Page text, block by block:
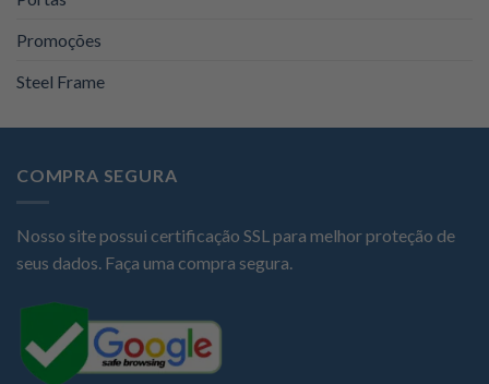
Promoções
Steel Frame
COMPRA SEGURA
Nosso site possui certificação SSL para melhor proteção de
seus dados. Faça uma compra segura.